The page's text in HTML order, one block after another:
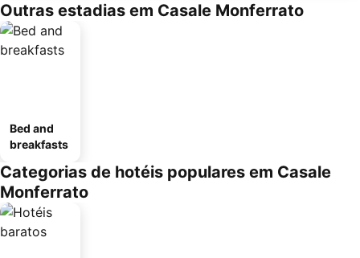
Outras estadias em Casale Monferrato
Bed and
breakfasts
Categorias de hotéis populares em Casale
Monferrato